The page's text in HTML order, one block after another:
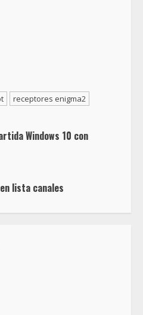
receptores enigma2
Windows 10 con
lista canales